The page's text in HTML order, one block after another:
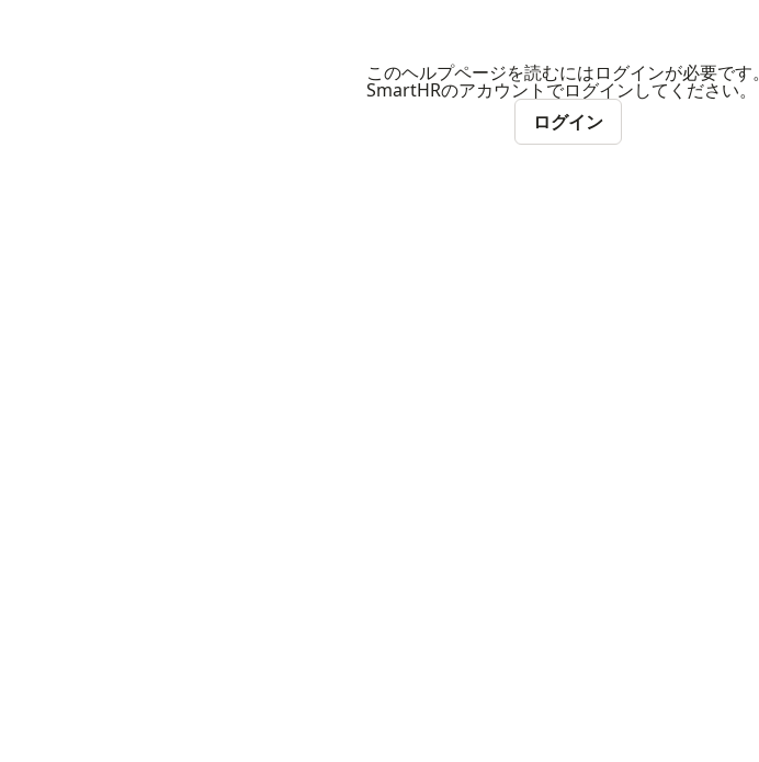
このヘルプページを読むにはログインが必要です。
SmartHRのアカウントでログインしてください。
ログイン